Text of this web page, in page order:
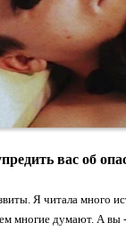
вас об
Я читала много
многие думают. А вы